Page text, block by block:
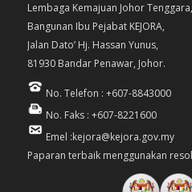
Lembaga Kemajuan Johor Tenggara,
Bangunan Ibu Pejabat KEJORA,
Jalan Dato’ Hj. Hassan Yunus,
81930 Bandar Penawar, Johor.
No. Telefon : +607-8843000
No. Faks : +607-8221600
Emel :kejora@kejora.gov.my
Paparan terbaik menggunakan